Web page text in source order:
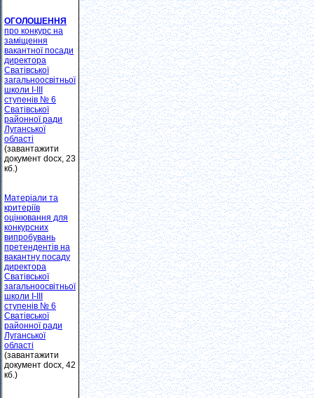
ОГОЛОШЕННЯ
про конкурс на
заміщення
вакантної посади
директора
Сватівської
загальноосвітньої
школи І-ІІІ
ступенів № 6
Сватівської
районної ради
Луганської
області
(завантажити
документ docx, 23
кб.)
Матеріали та
критеріїв
оцінювання для
конкурсних
випробувань
претендентів на
вакантну посаду
директора
Сватівської
загальноосвітньої
школи І-ІІІ
ступенів № 6
Сватівської
районної ради
Луганської
області
(завантажити
документ docx, 42
кб.)